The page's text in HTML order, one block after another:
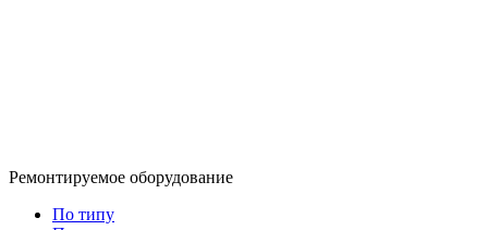
Ремонтируемое оборудование
По типу